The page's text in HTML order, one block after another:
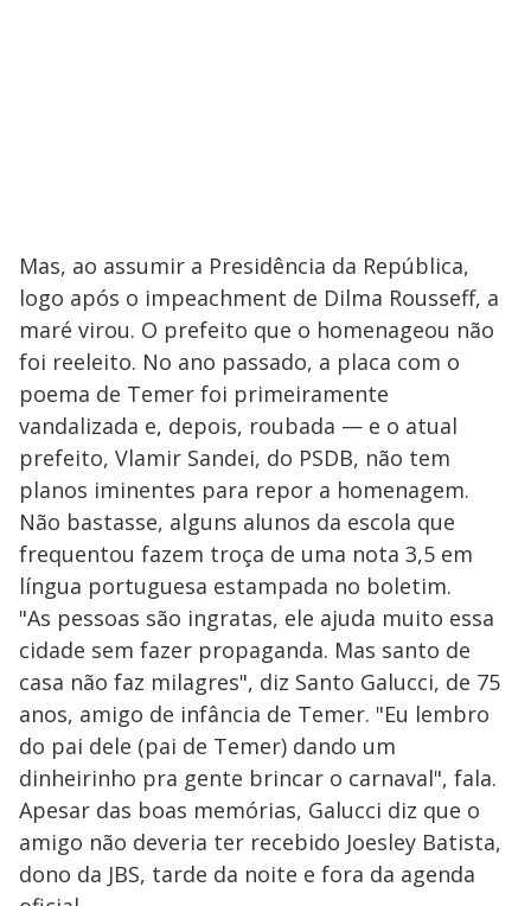
Mas, ao assumir a Presidência da República,
logo após o impeachment de Dilma Rousseff, a
maré virou. O prefeito que o homenageou não
foi reeleito. No ano passado, a placa com o
poema de Temer foi primeiramente
vandalizada e, depois, roubada — e o atual
prefeito, Vlamir Sandei, do PSDB, não tem
planos iminentes para repor a homenagem.
Não bastasse, alguns alunos da escola que
frequentou fazem troça de uma nota 3,5 em
língua portuguesa estampada no boletim.
"As pessoas são ingratas, ele ajuda muito essa
cidade sem fazer propaganda. Mas santo de
casa não faz milagres", diz Santo Galucci, de 75
anos, amigo de infância de Temer. "Eu lembro
do pai dele (pai de Temer) dando um
dinheirinho pra gente brincar o carnaval", fala.
Apesar das boas memórias, Galucci diz que o
amigo não deveria ter recebido Joesley Batista,
dono da JBS, tarde da noite e fora da agenda